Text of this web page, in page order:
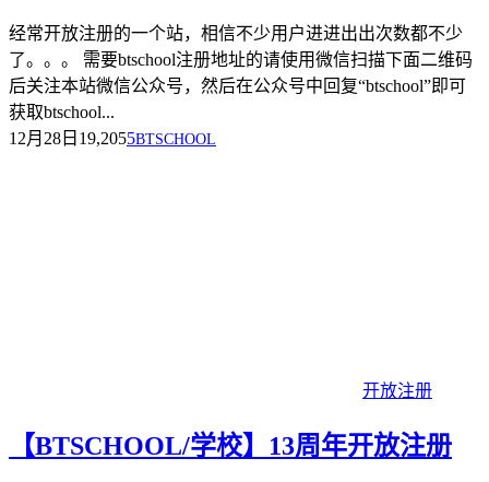
经常开放注册的一个站，相信不少用户进进出出次数都不少
了。。。 需要btschool注册地址的请使用微信扫描下面二维码
后关注本站微信公众号，然后在公众号中回复“btschool”即可
获取btschool...
12月28日 19,2055BTSCHOOL
开放注册
【BTSCHOOL/学校】13周年开放注册